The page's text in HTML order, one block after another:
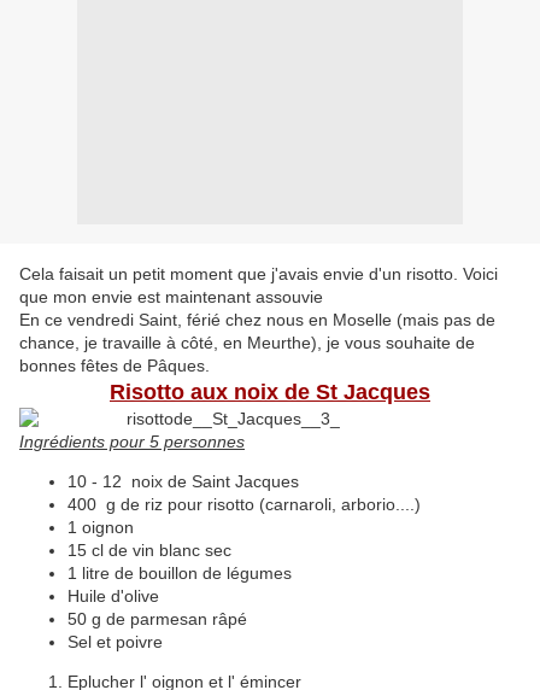
Cela faisait un petit moment que j'avais envie d'un risotto. Voici
que mon envie est maintenant assouvie
En ce vendredi Saint, férié chez nous en Moselle (mais pas de
chance, je travaille à côté, en Meurthe), je vous souhaite de
bonnes fêtes de Pâques.
Risotto aux noix de St Jacques
Ingrédients pour 5 personnes
10 - 12 noix de Saint Jacques
400 g de riz pour risotto (carnaroli, arborio....)
1 oignon
15 cl de vin blanc sec
1 litre de bouillon de légumes
Huile d'olive
50 g de parmesan râpé
Sel et poivre
Eplucher l' oignon et l' émincer